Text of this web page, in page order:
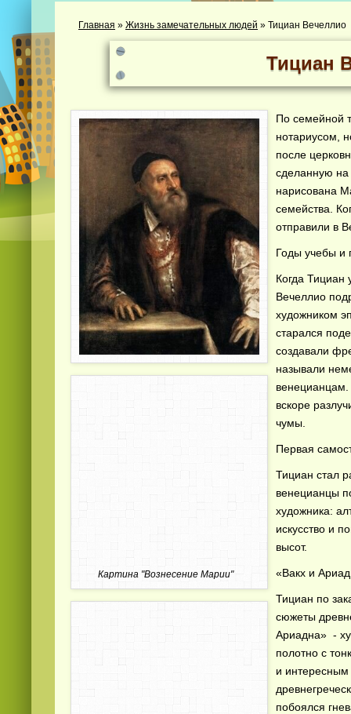
Главная » Жизнь замечательных людей » Тициан Вечеллио
Тициан
Картина "Вознесение Марии"
По семейной
нотариусом,
после
сделанную
нарисована
семейства.
отправили в
Годы учебы и
Когда
Вечеллио
художником
старался
создавали
называли
вскоре
чумы.
Первая
Тициан стал
венецианцы
художника:
искусство и
высот.
«Вакх и
Тициан по
сюжеты
Ариадна» -
полотно с
и
побоялся